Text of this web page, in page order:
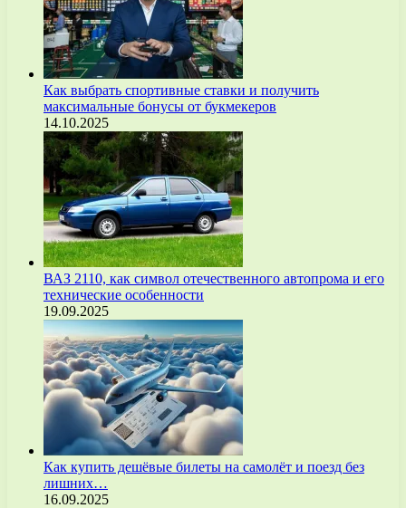
Как выбрать спортивные ставки и получить
максимальные бонусы от букмекеров
14.10.2025
ВАЗ 2110, как символ отечественного автопрома и его
технические особенности
19.09.2025
Как купить дешёвые билеты на самолёт и поезд без
лишних…
16.09.2025